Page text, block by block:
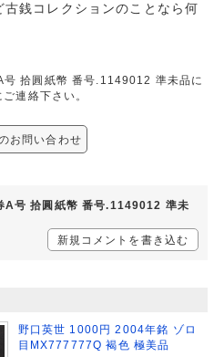
銭コレクションのことなら何
拾圓紙幣 番号.1149012 準未品に
連絡下さい。
お問い合わせ
A号 拾圓紙幣 番号.1149012 準未
新規コメントを書き込む
野口英世 1000円 2004年銘 ゾロ
目MX777777Q 褐色 極美品